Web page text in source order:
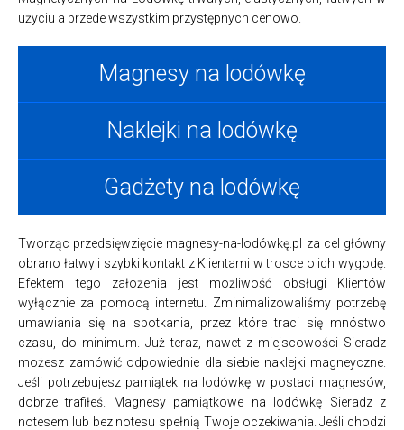
użyciu a przede wszystkim przystępnych cenowo.
Magnesy na lodówkę
Naklejki na lodówkę
Gadżety na lodówkę
Tworząc przedsięwzięcie magnesy-na-lodówkę.pl za cel główny
obrano łatwy i szybki kontakt z Klientami w trosce o ich wygodę.
Efektem tego założenia jest możliwość obsługi Klientów
wyłącznie za pomocą internetu. Zminimalizowaliśmy potrzebę
umawiania się na spotkania, przez które traci się mnóstwo
czasu, do minimum. Już teraz, nawet z miejscowości Sieradz
możesz zamówić odpowiednie dla siebie naklejki magneyczne.
Jeśli potrzebujesz pamiątek na lodówkę w postaci magnesów,
dobrze trafiłeś. Magnesy pamiątkowe na lodówkę Sieradz z
notesem lub bez notesu spełnią Twoje oczekiwania. Jeśli chodzi